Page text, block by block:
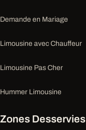
Demande en Mariage
Limousine avec Chauffeur
Limousine Pas Cher
Hummer Limousine
Zones Desservies